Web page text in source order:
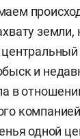
земли,
и
в
одной